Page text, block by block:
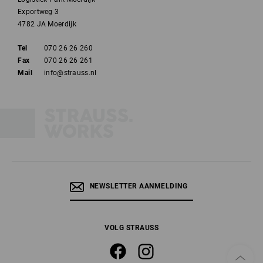
Exportweg 3
4782 JA Moerdijk
Tel
070 26 26 260
Fax
070 26 26 261
Mail
info@strauss.nl
NEWSLETTER AANMELDING
VOLG STRAUSS